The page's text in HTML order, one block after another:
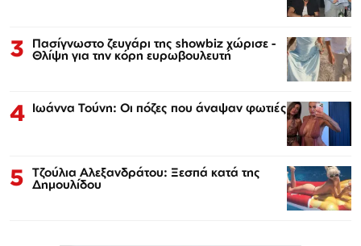
3 Πασίγνωστο ζευγάρι της showbiz χώρισε -
Θλίψη για την κόρη ευρωβουλευτή
4 Ιωάννα Τούνη: Οι πόζες που άναψαν φωτιές
5 Τζούλια Αλεξανδράτου: Ξεσπά κατά της
Δημουλίδου